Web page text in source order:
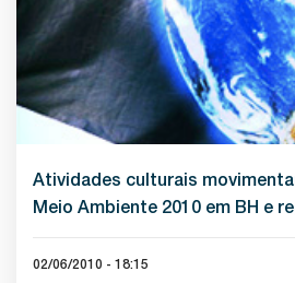
Atividades culturais
Meio Ambiente 2010 em BH e
02/06/2010 - 18:15